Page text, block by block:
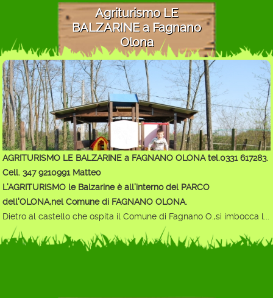
Agriturismo LE
BALZARINE a Fagnano
Olona
AGRITURISMO LE BALZARINE a FAGNANO OLONA tel.0331 617283.
Cell. 347 9210991 Matteo
L'AGRITURISMO le Balzarine è all'interno del PARCO
dell'OLONA,nel Comune di FAGNANO OLONA.
Dietro al castello che ospita il Comune di Fagnano O.,si imbocca l...